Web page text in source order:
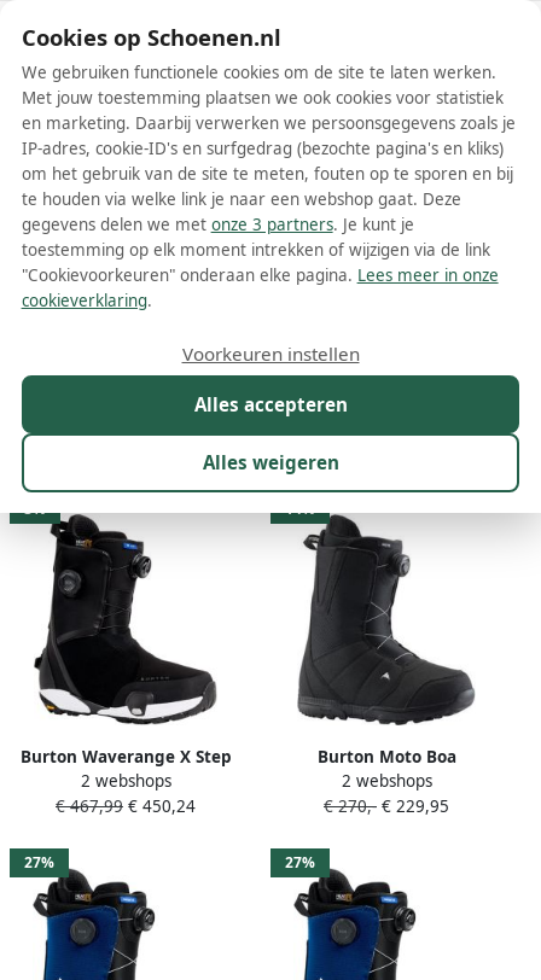
Schoenen.nl
Wis filters Alle filters
Burton schoenen
Meer lezen
Kleur Prijs
125 resultaten:
3%
Burton Waverange X Step
On Wide Snowboard
Schoenen Zwart 27.0 Man
2 webshops
€ 467,99 € 450,24
14%
Burton Moto Boa
Snowboard Schoenen Zwart
28.0 Man
2 webshops
€ 270,- € 229,95
27% 27%
Cookies op Schoenen.nl
We gebruiken functionele cookies om de site te laten werken.
Met jouw toestemming plaatsen we ook cookies voor statistiek
en marketing. Daarbij verwerken we persoonsgegevens zoals je
IP-adres, cookie-ID's en surfgedrag (bezochte pagina's en kliks)
om het gebruik van de site te meten, fouten op te sporen en bij
te houden via welke link je naar een webshop gaat. Deze
gegevens delen we met onze 3 partners. Je kunt je
toestemming op elk moment intrekken of wijzigen via de link
"Cookievoorkeuren" onderaan elke pagina. Lees meer in onze
cookieverklaring.
Alles accepteren
Alles weigeren
Voorkeuren instellen